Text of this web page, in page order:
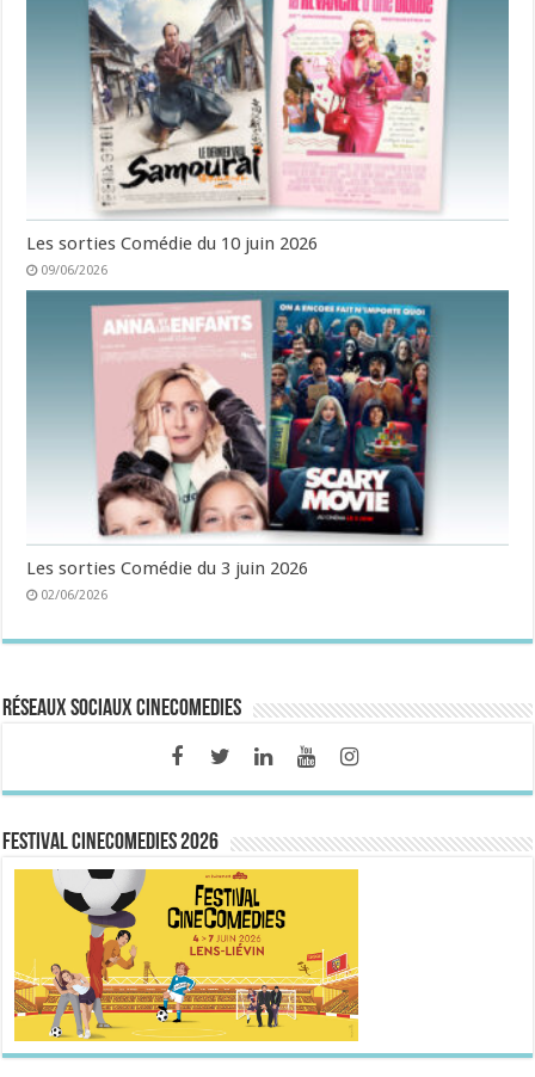
Les sorties Comédie du 10 juin 2026
09/06/2026
Les sorties Comédie du 3 juin 2026
02/06/2026
Réseaux sociaux CineComedies
FESTIVAL CINECOMEDIES 2026